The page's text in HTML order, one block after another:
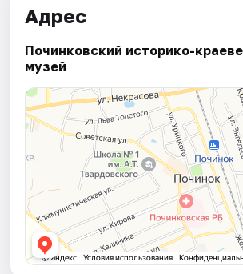
Адрес
Починковский историко-
музей